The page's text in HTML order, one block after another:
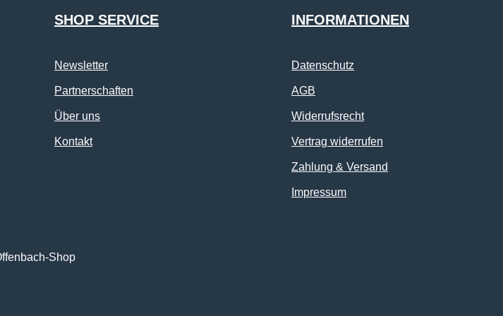
SHOP SERVICE
Newsletter
Partnerschaften
Über uns
Kontakt
INFORMATIONEN
Datenschutz
AGB
Widerrufsrecht
Vertrag widerrufen
Zahlung & Versand
Impressum